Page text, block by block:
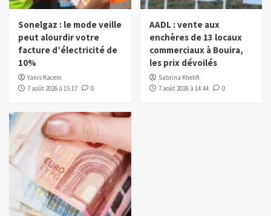
Sonelgaz : le mode veille
peut alourdir votre
facture d’électricité de
10%
Yanis Kacem
7 août 2026 à 15:17
0
AADL : vente aux
enchères de 13 locaux
commerciaux à Bouira,
les prix dévoilés
Sabrina Khelifi
7 août 2026 à 14:44
0